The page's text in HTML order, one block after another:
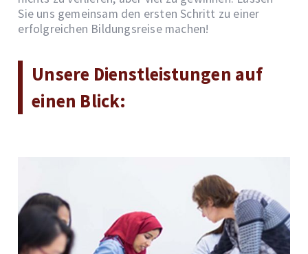
Sie uns gemeinsam den ersten Schritt zu einer
erfolgreichen Bildungsreise machen!
Unsere Dienstleistungen auf
einen Blick: